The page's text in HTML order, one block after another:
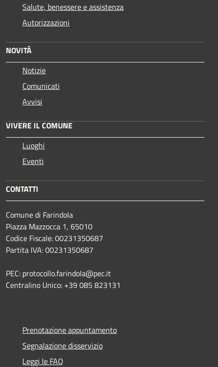
Salute, benessere e assistenza
Autorizzazioni
NOVITÀ
Notizie
Comunicati
Avvisi
VIVERE IL COMUNE
Luoghi
Eventi
CONTATTI
Comune di Farindola
Piazza Mazzocca 1, 65010
Codice Fiscale: 00231350687
Partita IVA: 00231350687
PEC: protocollo.farindola@pec.it
Centralino Unico: +39 085 823131
Prenotazione appuntamento
Segnalazione disservizio
Leggi le FAQ